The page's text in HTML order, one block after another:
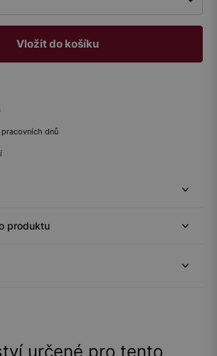
Vložit do košíku
dnů
produktu
určené pro tento